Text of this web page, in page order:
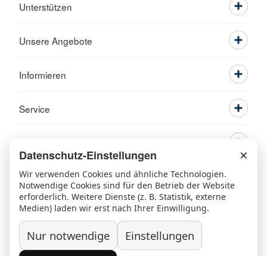
Unterstützen
Unsere Angebote
Informieren
Service
Ansprechpartner Kontakt Beschwerde/Lob
Datenschutz Grundsatzerklärung nach LkSG
Datenschutz-Einstellungen ×
Wir verwenden Cookies und ähnliche Technologien.
Notwendige Cookies sind für den Betrieb der Website
erforderlich. Weitere Dienste (z. B. Statistik, externe
Medien) laden wir erst nach Ihrer Einwilligung.
Nur notwendige Einstellungen